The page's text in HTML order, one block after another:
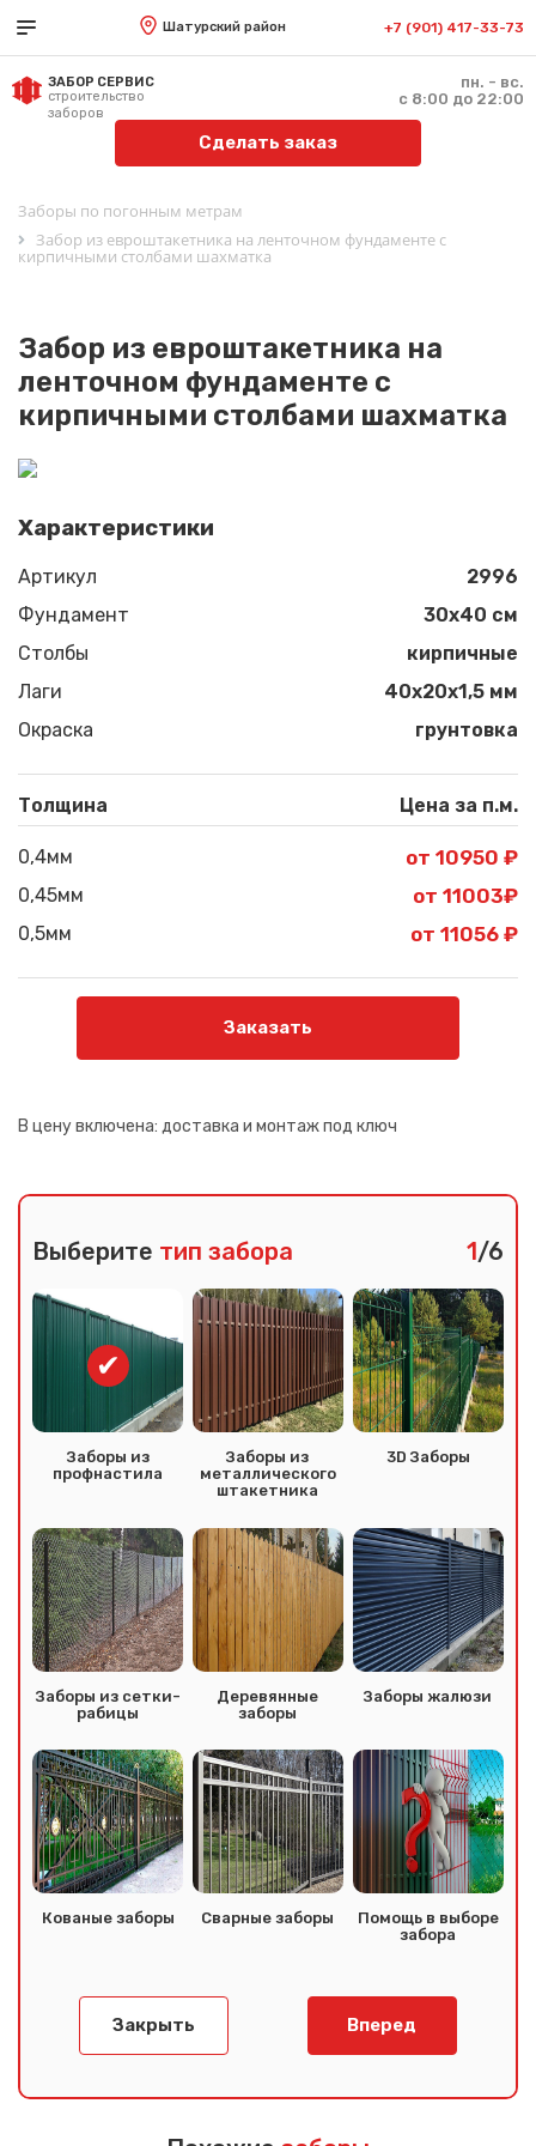
Шатурский район +7 (901) 417-33-73
ЗАБОР СЕРВИС
строительство
заборов
пн. - вс.
с 8:00 до 22:00
Сделать заказ
Заборы по погонным метрам
Забор из евроштакетника на ленточном фундаменте с
кирпичными столбами шахматка
Забор из евроштакетника на
ленточном фундаменте с
кирпичными столбами шахматка
Характеристики
Артикул
2996
Фундамент
30x40 см
Столбы
кирпичные
Лаги
40х20х1,5 мм
Окраска
грунтовка
Толщина Цена за п.м.
0,4мм от 10950 ₽
0,45мм от 11003₽
0,5мм от 11056 ₽
Заказать
В цену включена: доставка и монтаж под ключ
Выберите тип забора 1/6
Заборы из
профнастила
Заборы из
металлического
штакетника
3D Заборы
Заборы из сетки-
рабицы
Деревянные
заборы
Заборы жалюзи
Кованые заборы Сварные заборы
Помощь в выборе
забора
Закрыть Вперед